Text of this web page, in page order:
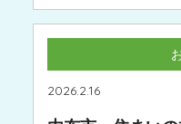
2026.2.16